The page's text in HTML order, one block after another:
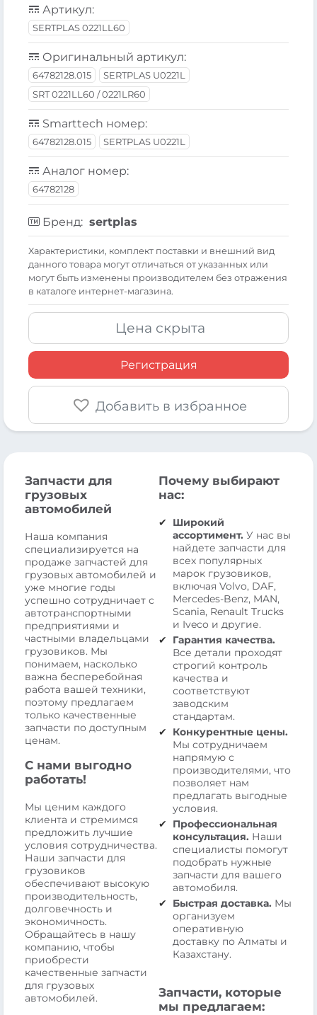
Артикул:
SERTPLAS 0221LL60
Оригинальный артикул:
64782128.015
SERTPLAS U0221L
SRT 0221LL60 / 0221LR60
Smarttech номер:
64782128.015 SERTPLAS U0221L
Аналог номер:
64782128
Бренд: sertplas
Xарактеристики, комплект поставки и внешний вид
данного товара могут отличаться от указанных или
могут быть изменены производителем без отражения
в каталоге интернет-магазина.
Цена скрыта
Регистрация
Добавить в избранное
Запчасти для
грузовых
автомобилей
Наша компания
специализируется на
продаже запчастей для
грузовых автомобилей и
уже многие годы
успешно сотрудничает с
автотранспортными
предприятиями и
частными владельцами
грузовиков. Мы
понимаем, насколько
важна бесперебойная
работа вашей техники,
поэтому предлагаем
только качественные
запчасти по доступным
ценам.
С нами выгодно
работать!
Мы ценим каждого
клиента и стремимся
предложить лучшие
условия сотрудничества.
Наши запчасти для
грузовиков
обеспечивают высокую
производительность,
долговечность и
экономичность.
Обращайтесь в нашу
компанию, чтобы
приобрести
качественные запчасти
для грузовых
автомобилей.
Почему выбирают
нас:
Широкий
ассортимент. У нас вы
найдете запчасти для
всех популярных
марок грузовиков,
включая Volvo, DAF,
Mercedes-Benz, MAN,
Scania, Renault Trucks
и Iveco и другие.
Гарантия качества.
Все детали проходят
строгий контроль
качества и
соответствуют
заводским
стандартам.
Конкурентные цены.
Мы сотрудничаем
напрямую с
производителями, что
позволяет нам
предлагать выгодные
условия.
Профессиональная
консультация. Наши
специалисты помогут
подобрать нужные
запчасти для вашего
автомобиля.
Быстрая доставка. Мы
организуем
оперативную
доставку по Алматы и
Казахстану.
Запчасти, которые
мы предлагаем: